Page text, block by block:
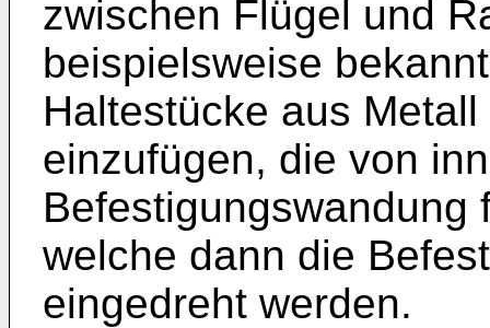
zwischen Flügel und
beispielsweise
Haltestücke aus
einzufügen, die von
Befestigungswandung
welche dann die
eingedreht werden.